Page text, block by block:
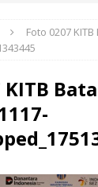
Foto 0207
KITB